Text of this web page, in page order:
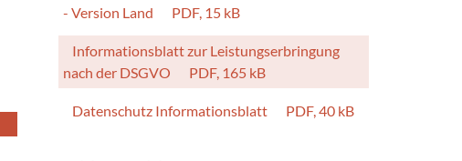
- Version Land
PDF, 15 kB
Informationsblatt zur Leistungserbringung
nach der DSGVO
PDF, 165 kB
Datenschutz Informationsblatt PDF, 40 kB